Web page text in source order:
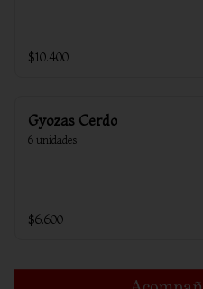
$10.400
Gyozas Cerdo
6 unidades
$6.600